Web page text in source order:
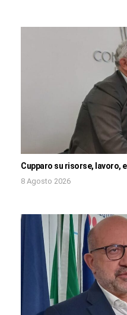
Cupparo su risorse, lavoro,
8 Agosto 2026